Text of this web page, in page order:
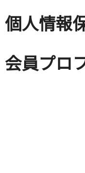
個人情報
会員プロ